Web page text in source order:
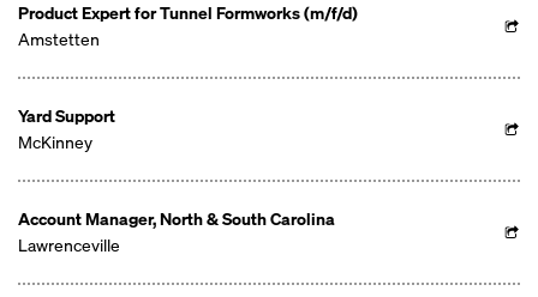
Product Expert for Tunnel Formworks (m/f/d)
Amstetten
Yard Support
McKinney
Account Manager, North & South Carolina
Lawrenceville